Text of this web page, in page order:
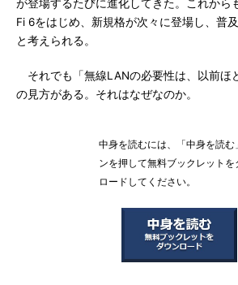
が登場するたびに進化してきた。これから
Fi 6をはじめ、新規格が次々に登場し、普
と考えられる。
それでも「無線LANの必要性は、以前ほ
の見方がある。それはなぜなのか。
中身を読むには、「中身を読む
ンを押して無料ブックレットを
ロードしてください。